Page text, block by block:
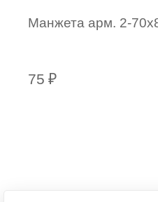
Манжета арм. 2-
75 ₽